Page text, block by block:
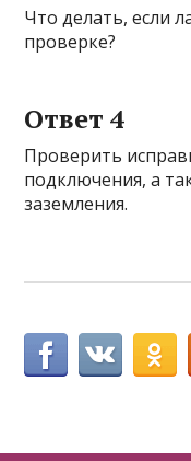
Что делать, если
проверке?
Ответ 4
Проверить
подключения, а
заземления.